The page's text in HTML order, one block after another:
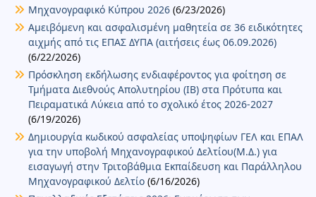
Μηχανογραφικό Κύπρου 2026 (6/23/2026)
Αμειβόμενη και ασφαλισμένη μαθητεία σε 36 ειδικότητες
αιχμής από τις ΕΠΑΣ ΔΥΠΑ (αιτήσεις έως 06.09.2026)
(6/22/2026)
Πρόσκληση εκδήλωσης ενδιαφέροντος για φοίτηση σε
Τμήματα Διεθνούς Απολυτηρίου (IB) στα Πρότυπα και
Πειραματικά Λύκεια από το σχολικό έτος 2026-2027
(6/19/2026)
Δημιουργία κωδικού ασφαλείας υποψηφίων ΓΕΛ και ΕΠΑΛ
για την υποβολή Μηχανογραφικού Δελτίου(Μ.Δ.) για
εισαγωγή στην Τριτοβάθμια Εκπαίδευση και Παράλληλου
Μηχανογραφικού Δελτίο (6/16/2026)